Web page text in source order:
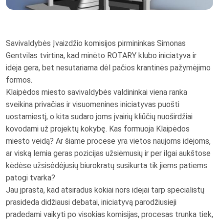
Savivaldybės Įvaizdžio komisijos pirmininkas Simonas
Gentvilas tvirtina, kad minėto ROTARY klubo iniciatyva ir
idėja gera, bet nesutariama dėl pačios krantinės pažymėjimo
formos.
Klaipėdos miesto savivaldybės valdininkai viena ranka
sveikina privačias ir visuomenines iniciatyvas puošti
uostamiestį, o kita sudaro joms įvairių kliūčių nuoširdžiai
kovodami už projektų kokybę. Kas formuoja Klaipėdos
miesto veidą? Ar šiame procese yra vietos naujoms idėjoms,
ar viską lemia geras pozicijas užsiėmusių ir per ilgai aukštose
kėdėse užsisėdėjusių biurokratų susikurta tik jiems patiems
patogi tvarka?
Jau įprasta, kad atsiradus kokiai nors idėjai tarp specialistų
prasideda didžiausi debatai, iniciatyvą parodžiusieji
pradedami vaikyti po visokias komisijas, procesas trunka tiek,